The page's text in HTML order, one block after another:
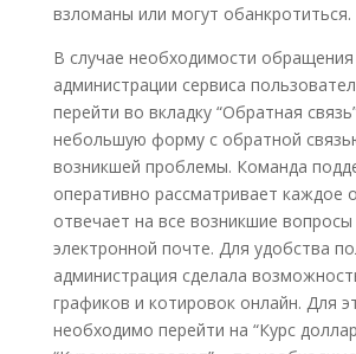
взломаны или могут обанкротиться.
В случае необходимости обращения
администрации сервиса
перейти во вкладку “Обратная
небольшую форму с обратной
возникшей проблемы. Команда
оперативно рассматривает каждое
отвечает на все возникшие
электронной почте. Для удобства
администрация сделала
графиков и котировок онлайн. Для
необходимо перейти на “Курс